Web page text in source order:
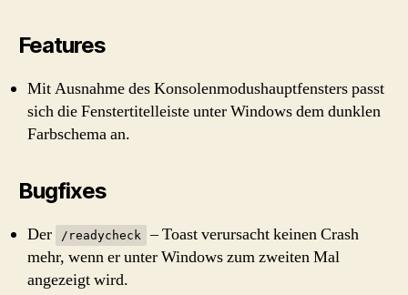
Features
Mit Ausnahme des Konsolenmodushauptfensters passt
sich die Fenstertitelleiste unter Windows dem dunklen
Farbschema an.
Bugfixes
Der /readycheck
– Toast verursacht keinen Crash
mehr, wenn er unter Windows zum zweiten Mal
angezeigt wird.